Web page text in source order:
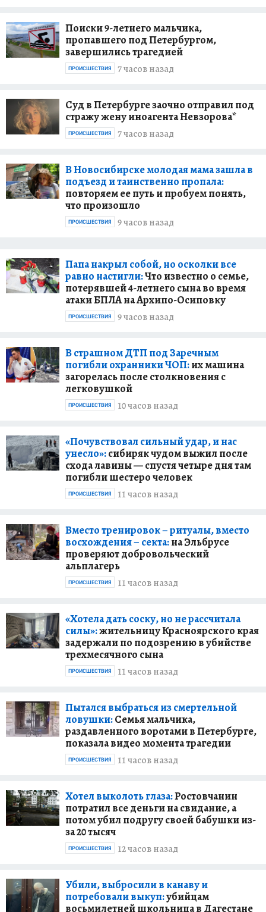
Поиски 9-летнего мальчика,
пропавшего под Петербургом,
завершились трагедией
7 часов назад
ПРОИСШЕСТВИЯ
Суд в Петербурге заочно отправил под
стражу жену иноагента Невзорова*
7 часов назад
ПРОИСШЕСТВИЯ
В Новосибирске молодая мама зашла в
подъезд и таинственно пропала:
повторяем ее путь и пробуем понять,
что произошло
9 часов назад
ПРОИСШЕСТВИЯ
Папа накрыл собой, но осколки все
равно настигли:Что известно о семье,
потерявшей 4-летнего сына во время
атаки БПЛА на Архипо-Осиповку
9 часов назад
ПРОИСШЕСТВИЯ
В страшном ДТП под Заречным
погибли охранники ЧОП:их машина
загорелась после столкновения с
легковушкой
10 часов назад
ПРОИСШЕСТВИЯ
«Почувствовал сильный удар, и нас
унесло»:сибиряк чудом выжил после
схода лавины — спустя четыре дня там
погибли шестеро человек
11 часов назад
ПРОИСШЕСТВИЯ
Вместо тренировок – ритуалы, вместо
восхождения – секта:на Эльбрусе
проверяют добровольческий
альплагерь
11 часов назад
ПРОИСШЕСТВИЯ
«Хотела дать соску, но не рассчитала
силы»:жительницу Красноярского края
задержали по подозрению в убийстве
трехмесячного сына
11 часов назад
ПРОИСШЕСТВИЯ
Пытался выбраться из смертельной
ловушки:Семья мальчика,
раздавленного воротами в Петербурге,
показала видео момента трагедии
11 часов назад
ПРОИСШЕСТВИЯ
Хотел выколоть глаза:Ростовчанин
потратил все деньги на свидание, а
потом убил подругу своей бабушки из-
за 20 тысяч
12 часов назад
ПРОИСШЕСТВИЯ
Убили, выбросили в канаву и
потребовали выкуп:убийцам
восьмилетней школьница в Дагестане